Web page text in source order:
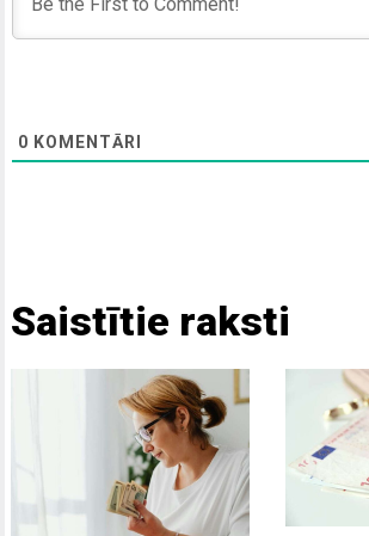
0 KOMENTĀRI
Saistītie raksti